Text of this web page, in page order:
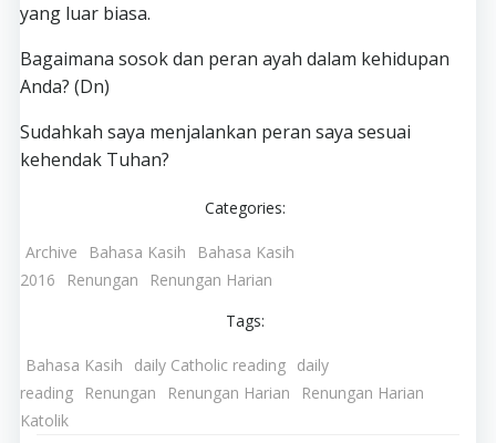
yang luar biasa.
Bagaimana sosok dan peran ayah dalam kehidupan
Anda? (Dn)
Sudahkah saya menjalankan peran saya sesuai
kehendak Tuhan?
Categories:
Archive Bahasa Kasih
Bahasa Kasih
2016
Renungan
Renungan Harian
Tags:
Bahasa Kasih daily Catholic reading daily
reading
Renungan Renungan Harian
Renungan Harian
Katolik